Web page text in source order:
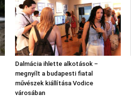
Dalmácia ihlette alkotások –
megnyílt a budapesti fiatal
művészek kiállítása Vodice
városában